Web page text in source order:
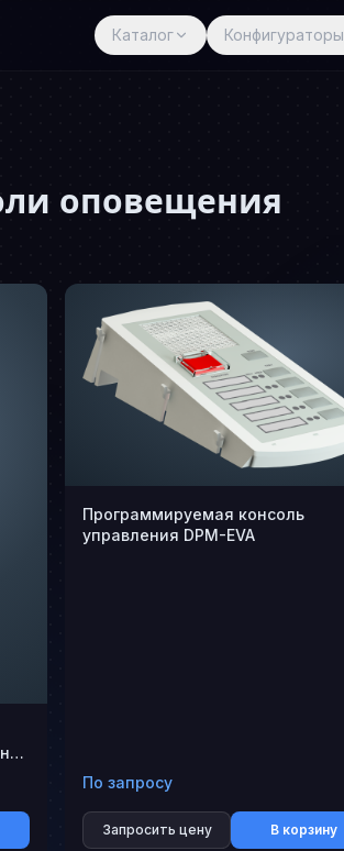
Каталог Конфигураторы
оповещения
Программируемая консоль
управления DPM-EVA
По запросу
Запросить цену В корзину